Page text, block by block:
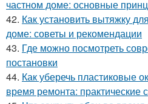
частном доме: основные
42. Как установить вытяжку
доме: советы и рекомендации
43. Где можно посмотреть
постановки
44. Как уберечь пластиковые
время ремонта: практические